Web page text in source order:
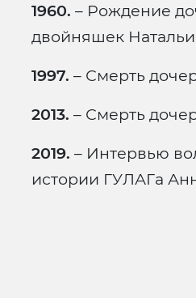
1960. – Рождение
двойняшек
1997. – Смерть
2013. – Смерть
2019. – Интервью
истории ГУЛАГа